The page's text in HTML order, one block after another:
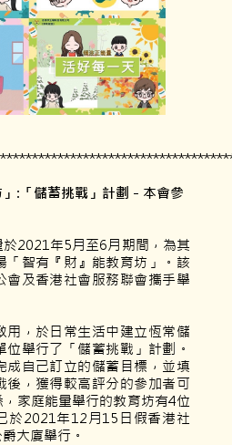
: 「儲蓄挑戰」計劃 - 本會參
2021年5月至6月期間，為其
「智有『財』能教育坊」。該
會及香港社會服務聯會攜手舉
用，於日常生活中建立恆常儲
舉行了「儲蓄挑戰」計劃。
成自己訂立的儲蓄目標，並填
後，獲得較高評分的參加者可
家庭能量舉行的教育坊有4位
於2021年12月15日假香港社
大廈舉行。